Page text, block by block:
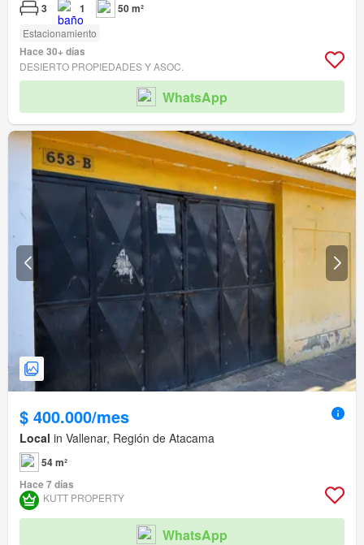
3 1 50 m²
Estacionamiento
Hace 30+ días
DESIERTO PROPIEDADES Y ASOC.
WhatsApp
$ 400.000/mes
Local in Vallenar, Región de Atacama
54 m²
Hace 7 días
KUTT PROPERTY
WhatsApp